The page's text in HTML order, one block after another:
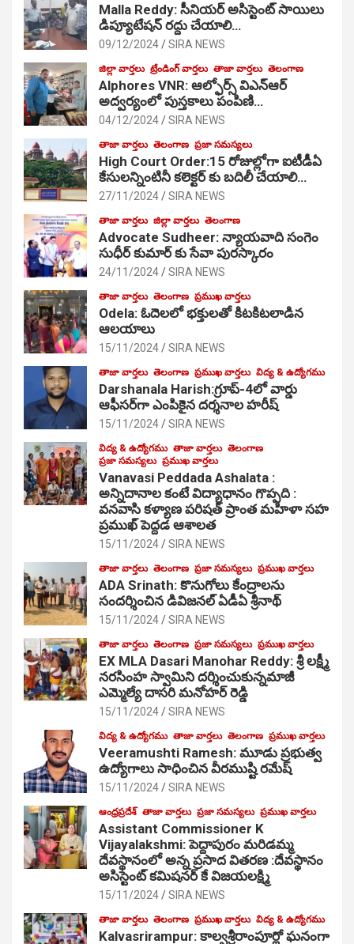
Malla Reddy: సీనియర్ అసిస్టెంట్ సాయిలు
డిప్యూటేషన్ రద్దు చేయాలి…
09/12/2024 SIRA NEWS
జిల్లా వార్తలు ట్రేండింగ్ వార్తలు తాజా వార్తలు తెలంగాణ
Alphores VNR: ఆల్ఫోర్స్ విఎన్ఆర్
అద్వర్యంలో పుస్తకాలు పంపిణి…
04/12/2024 SIRA NEWS
తాజా వార్తలు తెలంగాణ ప్రజా సమస్యలు
High Court Order:15 రోజుల్లోగా ఐటీడీఏ
కేసులన్నింటినీ కలెక్టర్ కు బదిలీ చేయాలి…
27/11/2024 SIRA NEWS
తాజా వార్తలు జిల్లా వార్తలు తెలంగాణ
Advocate Sudheer: న్యాయవాది సంగెం
సుధీర్ కుమార్ కు సేవా పురస్కారం
24/11/2024 SIRA NEWS
తాజా వార్తలు తెలంగాణ ప్రముఖ వార్తలు
Odela: ఓదెల‌లో భక్తులతో కిటకిటలాడిన
ఆల‌యాలు
15/11/2024 SIRA NEWS
తాజా వార్తలు తెలంగాణ ప్రముఖ వార్తలు విద్య & ఉద్యోగము
Darshanala Harish:గ్రూప్-4లో వార్డు
ఆఫీసర్‌గా ఎంపికైన దర్శనాల హరీష్
15/11/2024 SIRA NEWS
విద్య & ఉద్యోగము తాజా వార్తలు తెలంగాణ
ప్రజా సమస్యలు ప్రముఖ వార్తలు
Vanavasi Peddada Ashalata :
అన్నిదానాల కంటే విద్యాధానం గొప్పది :
వనవాసి కళ్యాణ పరిషత్ ప్రాంత మహిళా సహ
ప్రముఖ్ పెద్దడ ఆశాలత
15/11/2024 SIRA NEWS
తాజా వార్తలు తెలంగాణ ప్రజా సమస్యలు ప్రముఖ వార్తలు
ADA Srinath: కొనుగోలు కేంద్రాల‌ను
సంద‌ర్శించిన డివిజనల్ ఏడీఏ శ్రీనాథ్
15/11/2024 SIRA NEWS
తాజా వార్తలు తెలంగాణ ప్రజా సమస్యలు ప్రముఖ వార్తలు
EX MLA Dasari Manohar Reddy: శ్రీ లక్ష్మీ
నరసింహ స్వామిని దర్శించుకున్నమాజీ
ఎమ్మెల్యే దాసరి మనోహర్ రెడ్డి
15/11/2024 SIRA NEWS
విద్య & ఉద్యోగము తాజా వార్తలు తెలంగాణ ప్రముఖ వార్తలు
Veeramushti Ramesh: మూడు ప్రభుత్వ
ఉద్యోగాలు సాధించిన వీరముష్టి రమేష్
15/11/2024 SIRA NEWS
ఆంధ్రప్రదేశ్ తాజా వార్తలు ప్రజా సమస్యలు ప్రముఖ వార్తలు
Assistant Commissioner K
Vijayalakshmi: పెద్దాపురం మరిడమ్మ
దేవస్థానంలో అన్న ప్రసాద వితరణ :దేవస్థానం
అసిస్టెంట్ కమిషనర్ కే విజయలక్ష్మి
15/11/2024 SIRA NEWS
తాజా వార్తలు తెలంగాణ ప్రముఖ వార్తలు విద్య & ఉద్యోగము
Kalvasrirampur: కాల్వశ్రీరాంపూర్లో ఘనంగా